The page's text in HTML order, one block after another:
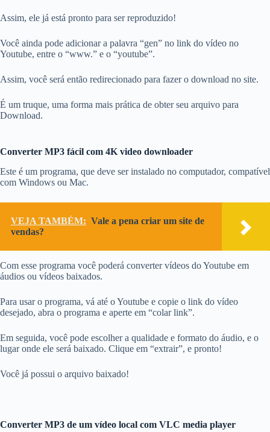
Assim, ele já está pronto para ser reproduzido!
Você ainda pode adicionar a palavra “gen” no link do vídeo no
Youtube, entre o “www.” e o “youtube”.
Assim, você será então redirecionado para fazer o download no site.
É um truque, uma forma mais prática de obter seu arquivo para
Download.
Converter MP3 fácil com 4K video downloader
Este é um programa, que deve ser instalado no computador, compatível
com Windows ou Mac.
VEJA TAMBÉM: Vale a pena criar um site de
vendas?
Com esse programa você poderá converter vídeos do Youtube em
áudios ou vídeos baixados.
Para usar o programa, vá até o Youtube e copie o link do vídeo
desejado, abra o programa e aperte em “colar link”.
Em seguida, você pode escolher a qualidade e formato do áudio, e o
lugar onde ele será baixado. Clique em “extrair”, e pronto!
Você já possui o arquivo baixado!
Converter MP3 de um vídeo local com VLC media player